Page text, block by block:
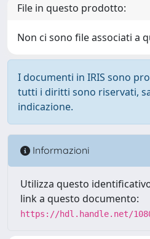
File in questo prodotto:
Non ci sono file associati a
I documenti in IRIS sono
tutti i diritti sono riservati,
indicazione.
Informazioni
Utilizza questo
link a questo documento:
https://hdl.handle.net/